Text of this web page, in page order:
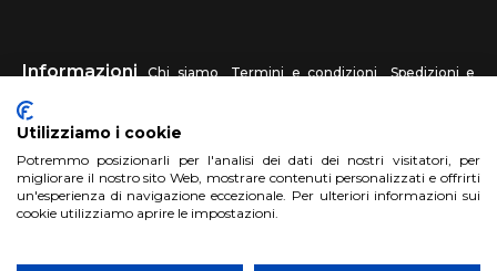
Informazioni Chi siamo Termini e condizioni
Spedizioni e
recessi
HM4X4 FAQ Centri assistenza Invia una foto
Account Registrati Accedi
Utilizziamo i cookie
Potremmo posizionarli per l'analisi dei dati dei nostri visitatori, per
migliorare il nostro sito Web, mostrare contenuti personalizzati e offrirti
un'esperienza di navigazione eccezionale. Per ulteriori informazioni sui
cookie utilizziamo aprire le impostazioni.